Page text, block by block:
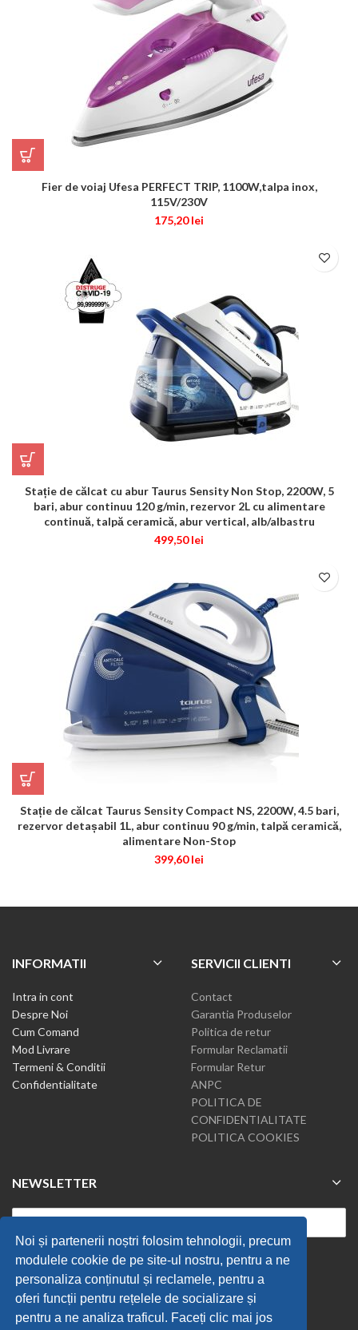
Noi și partenerii noștri folosim tehnologii, precum
modulele cookie de pe site-ul nostru, pentru a ne
personaliza conținutul și reclamele, pentru a
oferi funcții pentru rețelele de socializare și
pentru a ne analiza traficul. Faceți clic mai jos
Fier de voiaj Ufesa PERFECT TRIP, 1100W,talpa inox,
115V/230V
175,20lei
Stație de călcat cu abur Taurus Sensity Non Stop, 2200W, 5
bari, abur continuu 120 g/min, rezervor 2L cu alimentare
continuă, talpă ceramică, abur vertical, alb/albastru
499,50lei
Stație de călcat Taurus Sensity Compact NS, 2200W, 4.5 bari,
rezervor detașabil 1L, abur continuu 90 g/min, talpă ceramică,
alimentare Non-Stop
399,60lei
INFORMATII
Intra in cont
Despre Noi
Cum Comand
Mod Livrare
Termeni & Conditii
Confidentialitate
SERVICII CLIENTI
Contact
Garantia Produselor
Politica de retur
Formular Reclamatii
Formular Retur
ANPC
POLITICA DE
CONFIDENTIALITATE
POLITICA COOKIES
NEWSLETTER